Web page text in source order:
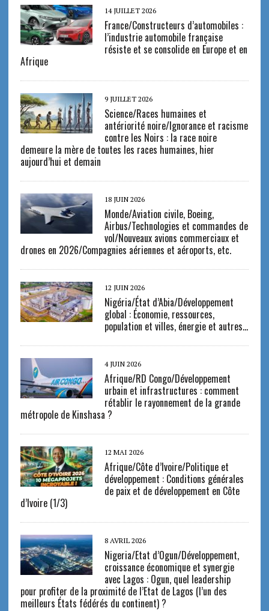
14 JUILLET 2026
France/Constructeurs d’automobiles :
l’industrie automobile française
résiste et se consolide en Europe et en
Afrique
9 JUILLET 2026
Science/Races humaines et
antériorité noire/Ignorance et racisme
contre les Noirs : la race noire
demeure la mère de toutes les races humaines, hier
aujourd’hui et demain
18 JUIN 2026
Monde/Aviation civile, Boeing,
Airbus/Technologies et commandes de
vol/Nouveaux avions commerciaux et
drones en 2026/Compagnies aériennes et aéroports, etc.
12 JUIN 2026
Nigéria/État d’Abia/Développement
global : Économie, ressources,
population et villes, énergie et autres…
4 JUIN 2026
Afrique/RD Congo/Développement
urbain et infrastructures : comment
rétablir le rayonnement de la grande
métropole de Kinshasa ?
12 MAI 2026
Afrique/Côte d’Ivoire/Politique et
développement : Conditions générales
de paix et de développement en Côte
d’Ivoire (1/3)
8 AVRIL 2026
Nigeria/Etat d’Ogun/Développement,
croissance économique et synergie
avec Lagos : Ogun, quel leadership
pour profiter de la proximité de l’Etat de Lagos (l’un des
meilleurs États fédérés du continent) ?